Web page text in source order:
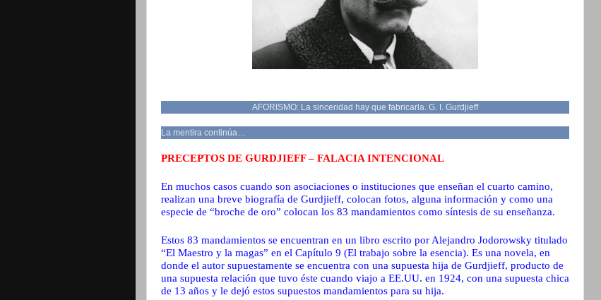
AFORISMO: La sinceridad hay que fabricarla. G. I. Gurdjieff
La mentira continúa…
PRECEPTOS DE GURDJIEFF – FALACIA INTENCIONAL
En muchos casos cuando son asociaciones o instituciones que enseñan el cuarto camino,
realizan una breve biografía de Gurdjieff, colocan fotos, alguna información y como una
especie de “broche de oro” colocan los 83 mandamientos como síntesis de su enseñanza.
Estos 83 mandamientos se encuentran en un libro escrito por Alejandro Jodorowsky titulado
“El Maestro y la magas” en el Capítulo 9 (El trabajo sobre la esencia). Es una novela, en
donde el autor supuestamente se encuentra con una supuesta hija de Gurdjieff, producto de
una supuesta relación que tuvo éste cuando viajo a EE.UU. en 1924, con una supuesta chica
de 13 años y le dejó estos supuestos mandamientos para su hija.